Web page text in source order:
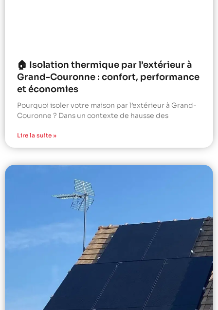
🏠 Isolation thermique par l’extérieur à
Grand-Couronne : confort, performance
et économies
Pourquoi isoler votre maison par l’extérieur à Grand-
Couronne ? Dans un contexte de hausse des
Lire la suite »